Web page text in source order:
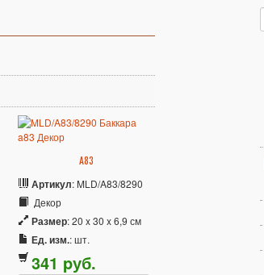
A83
Артикул: MLD/A83/8290
Декор
Размер: 20 x 30 x 6,9 см
Ед. изм.: шт.
341 pуб.